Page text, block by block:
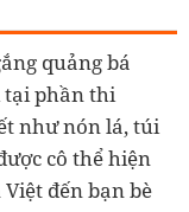
quảng bá
tại phần thi
như nón lá, túi
cô thể hiện
đến bạn bè